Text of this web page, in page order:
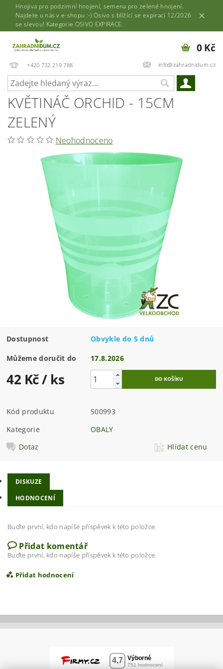
Hnojiva pro podzimní hnojení, semena pro zelené hnojení.
Najdete u nás v e-shopu :-) Osivo s blížící se expirací 12/2026
se slevou! Kategorie OSIVO EXPIRACE.
+420 732 219 788 info@zahradnidum.cz
0 Kč
KVĚTINÁČ ORCHID - 15CM
ZELENÝ
Neohodnoceno
Dostupnost Obvykle do 5 dnů
Můžeme doručit do 17.8.2026
42 Kč/ ks
Kód produktu
500993
Kategorie
OBALY
Dotaz
Hlídat cenu
DISKUZE
HODNOCENÍ
Buďte první, kdo napíše příspěvek k této položce.
Přidat komentář
Buďte první, kdo napíše příspěvek k této položce.
Přidat hodnocení